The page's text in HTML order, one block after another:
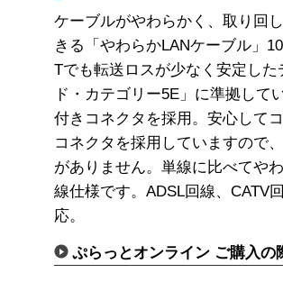
ケーブルがやわらかく、取り回
きる「やわらかLANケーブル」
Tでも転送ロスが少なく安定し
ド・カテゴリー5E」に準拠して
付きコネクタを採用。安心して
コネクタを採用していますので
がありません。単線に比べてや
線仕様です。ADSL回線、CATV
応。
ぷらっとオンライン ご購入の